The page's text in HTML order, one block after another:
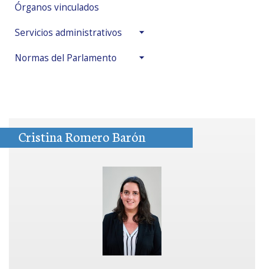
Órganos vinculados
Servicios administrativos
Normas del Parlamento
Cristina Romero Barón